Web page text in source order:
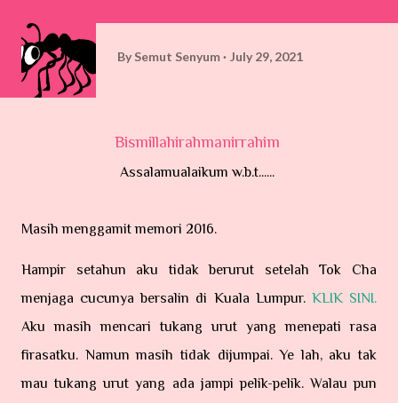
By Semut Senyum July 29, 2021
Bismillahirahmanirrahim
Assalamualaikum w.b.t......
Masih menggamit memori 2016.
Hampir setahun aku tidak berurut setelah Tok Cha
menjaga cucunya bersalin di Kuala Lumpur. KLIK SINI.
Aku masih mencari tukang urut yang menepati rasa
firasatku. Namun masih tidak dijumpai. Ye lah, aku tak
mau tukang urut yang ada jampi pelik-pelik. Walau pun